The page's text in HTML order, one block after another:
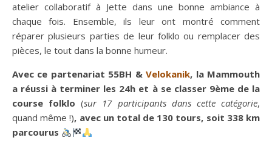
atelier collaboratif à Jette dans une bonne ambiance à
chaque fois. Ensemble, ils leur ont montré comment
réparer plusieurs parties de leur folklo ou remplacer des
pièces, le tout dans la bonne humeur.
Avec ce partenariat 55BH &Velokanik, la Mammouth
a réussi à terminer les 24h et à se classer 9ème de la
course folklo(sur 17 participants dans cette catégorie,
quand même !), avec un total de 130 tours, soit 338 km
parcourus